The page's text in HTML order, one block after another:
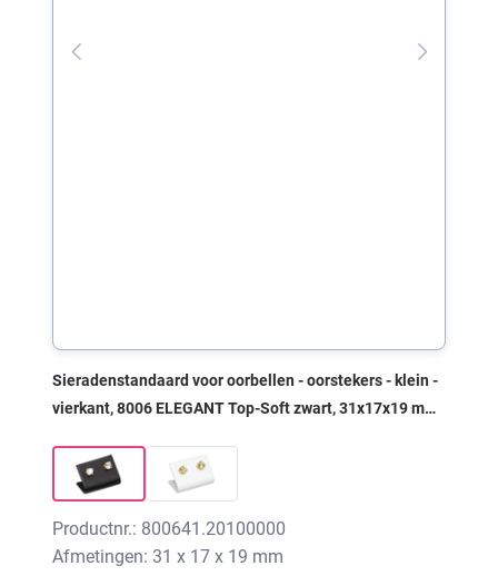
Sieradenstandaard voor oorbellen - oorstekers - klein -
vierkant, 8006 ELEGANT Top-Soft zwart, 31x17x19 mm,
Productnr.: 800641.20100000
Afmetingen: 31 x 17 x 19 mm